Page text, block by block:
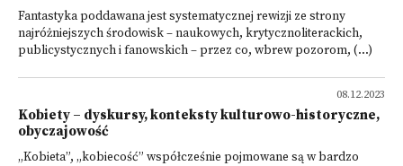
Fantastyka poddawana jest systematycznej rewizji ze strony
najróżniejszych środowisk – naukowych, krytycznoliterackich,
publicystycznych i fanowskich – przez co, wbrew pozorom, (...)
08.12.2023
Kobiety – dyskursy, konteksty kulturowo-historyczne,
obyczajowość
„Kobieta”, „kobiecość” współcześnie pojmowane są w bardzo